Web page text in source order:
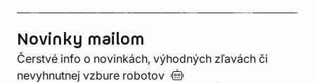
Novinky mailom
Čerstvé info o novinkách, výhodných zľavách či
nevyhnutnej vzbure robotov